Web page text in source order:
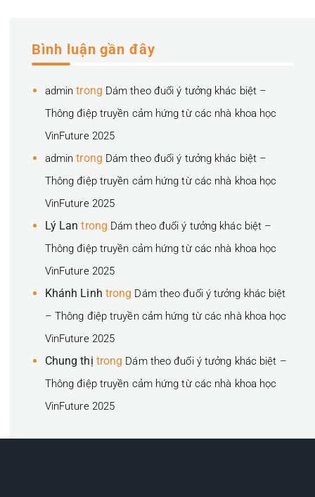
Bình luận gần đây
admin trong Dám theo đuổi ý tưởng khác biệt –
Thông điệp truyền cảm hứng từ các nhà khoa học
VinFuture 2025
admin trong Dám theo đuổi ý tưởng khác biệt –
Thông điệp truyền cảm hứng từ các nhà khoa học
VinFuture 2025
Lý Lan trong Dám theo đuổi ý tưởng khác biệt –
Thông điệp truyền cảm hứng từ các nhà khoa học
VinFuture 2025
Khánh Linh trong Dám theo đuổi ý tưởng khác biệt
– Thông điệp truyền cảm hứng từ các nhà khoa học
VinFuture 2025
Chung thị trong Dám theo đuổi ý tưởng khác biệt –
Thông điệp truyền cảm hứng từ các nhà khoa học
VinFuture 2025